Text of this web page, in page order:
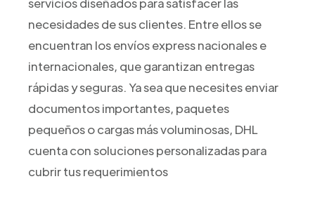
necesidades de sus clientes. Entre ellos se
encuentran los envíos express nacionales e
internacionales, que garantizan entregas
rápidas y seguras. Ya sea que necesites enviar
documentos importantes, paquetes
pequeños o cargas más voluminosas, DHL
cuenta con soluciones personalizadas para
cubrir tus requerimientos